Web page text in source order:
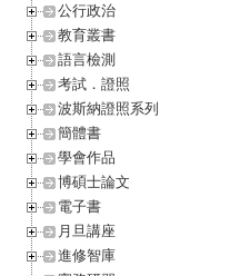
公行政治
教育叢書
語言檢測
考試．證照
波斯納證照系列
簡體書
學會作品
博碩士論文
電子書
月旦講座
進修智庫